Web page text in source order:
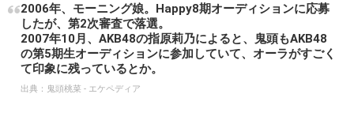
2006年、モーニング娘。Happy8期オーディションに応募
したが、第2次審査で落選。
2007年10月、AKB48の指原莉乃によると、鬼頭もAKB48
の第5期生オーディションに参加していて、オーラがすごく
て印象に残っているとか。
出典： 鬼頭桃菜 - エケペディア